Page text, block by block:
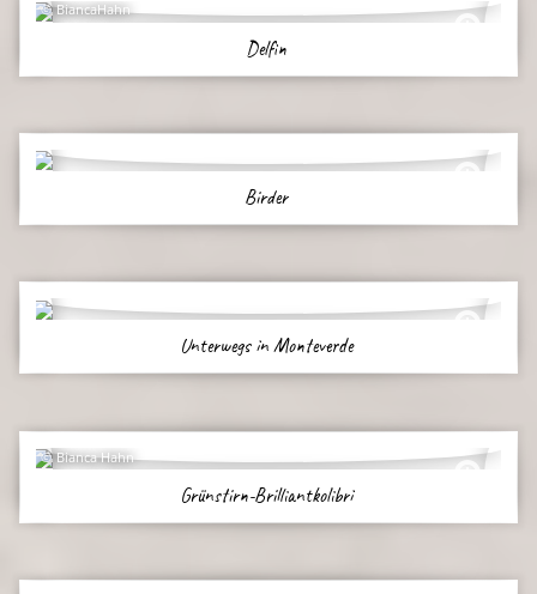
BiancaHahn
Delfin
Birder
Unterwegs in Monteverde
Bianca Hahn
Grünstirn-Brilliantkolibri